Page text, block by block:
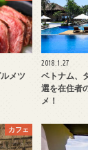
メツ
2018.1.27
ベトナム、
選を在住者
メ！
カフェ